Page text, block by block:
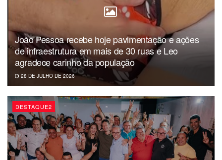
João Pessoa recebe hoje pavimentação e ações
de infraestrutura em mais de 30 ruas e Leo
agradece carinho da população
28 DE JULHO DE 2026
DESTAQUE2